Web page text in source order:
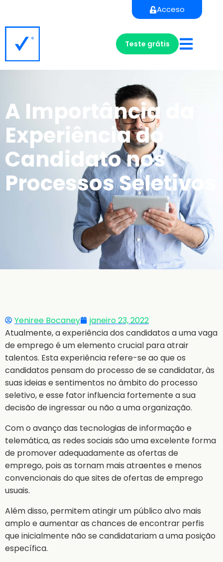
Acceso
Teste grátis
A Importância da
Experiência do
Candidato nos
Processos Seletivos
Yeniree Bocaney
janeiro 23, 2022
Atualmente, a experiência dos candidatos a uma vaga
de emprego é um elemento crucial para atrair
talentos. Esta experiência refere-se ao que os
candidatos pensam do processo de se candidatar, às
suas ideias e sentimentos no âmbito do processo
seletivo, e esse fator influencia fortemente a sua
decisão de ingressar ou não a uma organização.
Com o avanço das tecnologias de informação e
telemática, as redes sociais são uma excelente forma
de promover adequadamente as ofertas de
emprego, pois as tornam mais atraentes e menos
convencionais do que sites de ofertas de emprego
usuais.
Além disso, permitem atingir um público alvo mais
amplo e aumentar as chances de encontrar perfis
que inicialmente não se candidatariam a uma posição
específica.